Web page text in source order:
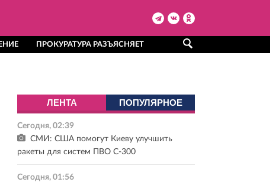
ПРОКУРАТУРА РАЗЪЯСНЯЕТ
ЛЕНТА ПОПУЛЯРНОЕ
Сегодня, 02:39
СМИ: США помогут Киеву улучшить
ракеты для систем ПВО С-300
Сегодня, 01:56